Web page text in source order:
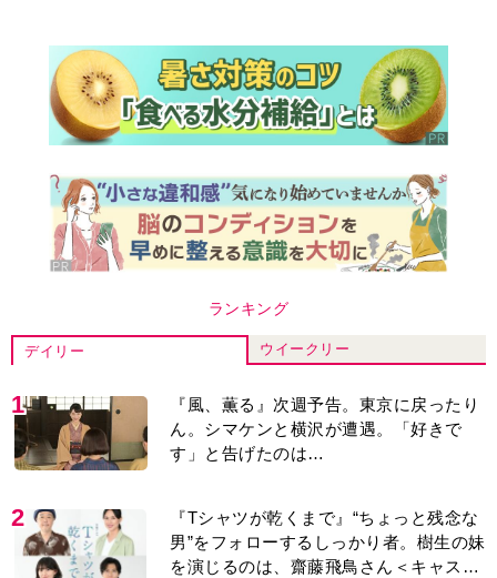
ランキング
デイリー ウイークリー
1
『風、薫る』次週予告。東京に戻ったり
ん。シマケンと横沢が遭遇。「好きで
す」と告げたのは…
2
『Tシャツが乾くまで』“ちょっと残念な
男”をフォローするしっかり者。樹生の妹
を演じるのは、齋藤飛鳥さん＜キャスト